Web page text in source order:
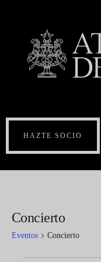
HAZTE SOCIO
Concierto
Eventos Concierto